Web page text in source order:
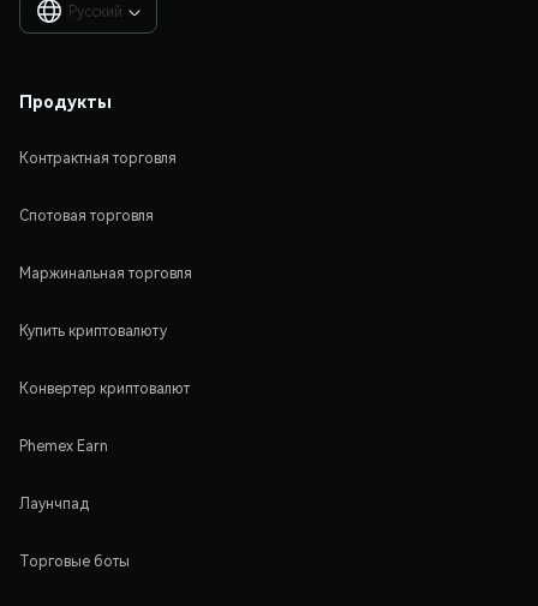
Русский 
Продукты
Контрактная торговля
Спотовая торговля
Маржинальная торговля
Купить криптовалюту
Конвертер криптовалют
Phemex Earn
Лаунчпад
Торговые боты